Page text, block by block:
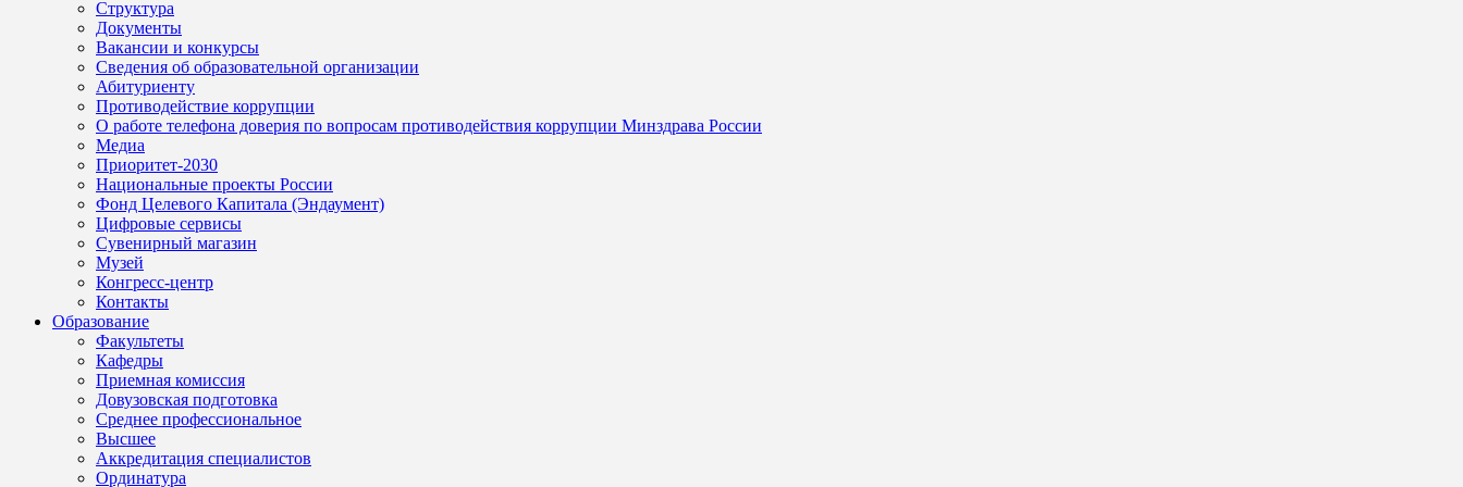
Структура
Документы
Вакансии и конкурсы
Сведения об образовательной организации
Абитуриенту
Противодействие коррупции
О работе телефона доверия по вопросам противодействия коррупции Минздрава России
Медиа
Приоритет-2030
Национальные проекты России
Фонд Целевого Капитала (Эндаумент)
Цифровые сервисы
Сувенирный магазин
Музей
Конгресс-центр
Контакты
Образование
Факультеты
Кафедры
Приемная комиссия
Довузовская подготовка
Среднее профессиональное
Высшее
Аккредитация специалистов
Ординатура